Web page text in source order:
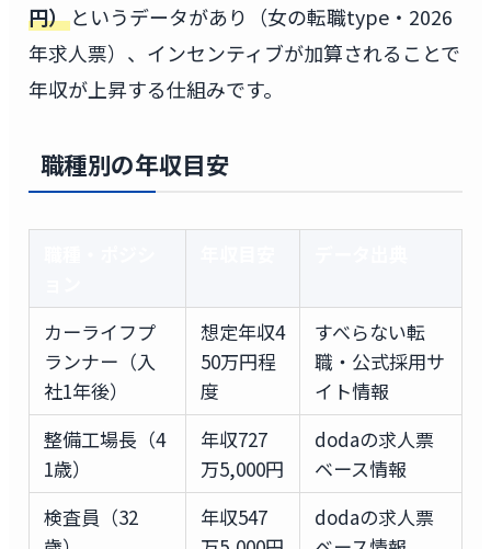
円）というデータがあり（女の転職type・2026
年求人票）、インセンティブが加算されることで
年収が上昇する仕組みです。
職種別の年収目安
カーライフプ
ランナー（入
社1年後）
想定年収4
50万円程
度
すべらない転
職・公式採用サ
イト情報
整備工場長（4
1歳）
年収727
万5,000円
dodaの求人票
ベース情報
検査員（32
年収547
dodaの求人票